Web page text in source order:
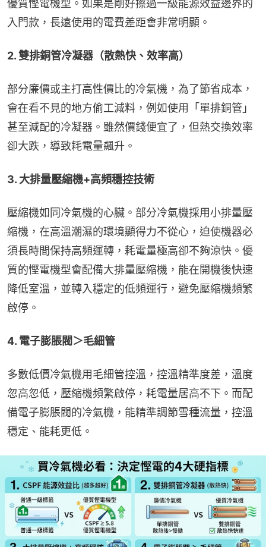
優質慳電機型。如果是剛好擦過一級能源效益邊界的
入門款，長遠使用的電費差距會非常明顯。
2. 雙排銅管冷凝器（散熱快、效率高）
部分廉價或主打高性價比的冷氣機，為了節省成本，
會在看不見的地方偷工減料，例如使用「單排銅管」
甚至減配的冷凝器。雖然價錢便宜了，但熱交換效率
卻大跌，導致耗電量飆升。
3. 大排量壓縮機+高頻穩控技術
壓縮機如同冷氣機的心臟。部分冷氣機採用小排量壓
縮機，在高溫潮濕的環境顯得力不從心，迫使機器必
須長時間保持高頻運轉，耗電量極高卻不夠涼快。優
質的慳電機型會配備大排量壓縮機，能在開機後快速
降低室溫，並轉入穩定的低頻運行，避免壓縮機頻繁
啟停。
4. 電子膨脹閥＞毛細管
多數低價冷氣機用毛細管控溫，控溫精準度差，溫度
忽高忽低，壓縮機頻繁啟停，耗電量居高不下。而配
備電子膨脹閥的冷氣機，能精準調節雪種流量，控溫
穩定、能耗更低。